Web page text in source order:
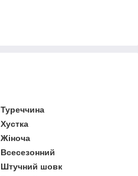
Туреччина
Хустка
Жіноча
Всесезонний
Штучний шовк